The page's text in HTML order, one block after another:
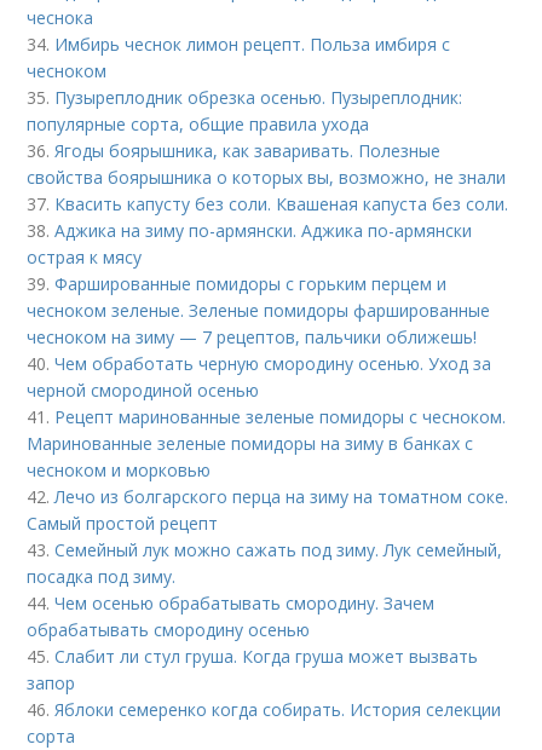
чеснока
34. Имбирь чеснок лимон рецепт. Польза имбиря с
чесноком
35. Пузыреплодник обрезка осенью. Пузыреплодник:
популярные сорта, общие правила ухода
36.Ягоды боярышника, как заваривать. Полезные
свойства боярышника о которых вы, возможно, не знали
37. Квасить капусту без соли. Квашеная капуста без соли.
38.Аджика на зиму по-армянски. Аджика по-армянски
острая к мясу
39.Фаршированные помидоры с горьким перцем и
чесноком зеленые. Зеленые помидоры фаршированные
чесноком на зиму — 7 рецептов, пальчики оближешь!
40.Чем обработать черную смородину осенью. Уход за
черной смородиной осенью
41. Рецепт маринованные зеленые помидоры с чесноком.
Маринованные зеленые помидоры на зиму в банках с
чесноком и морковью
42.Лечо из болгарского перца на зиму на томатном соке.
Самый простой рецепт
43.Семейный лук можно сажать под зиму. Лук семейный,
посадка под зиму.
44.Чем осенью обрабатывать смородину. Зачем
обрабатывать смородину осенью
45.Слабит ли стул груша. Когда груша может вызвать
запор
46.Яблоки семеренко когда собирать. История селекции
сорта